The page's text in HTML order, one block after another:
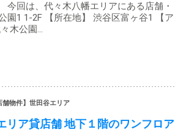
回は、代々木八幡エリアにある店舗・
園1 1-2F 【所在地】 渋谷区富ヶ谷1 【ア
木公園…
物件】世田谷エリア
リア貸店舗 地下１階のワンフロア